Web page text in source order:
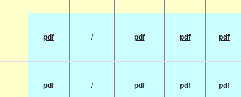
pdf / pdf pdf pdf
pdf / pdf pdf pdf